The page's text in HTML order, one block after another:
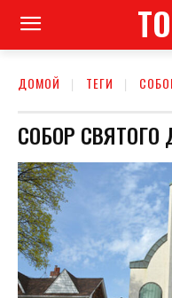
ДОМОЙ ТЕГИ
СОБОР